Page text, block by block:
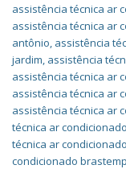
assistência técnica ar
assistência técnica ar
antônio, assistência
jardim, assistência
assistência técnica ar
assistência técnica ar
assistência técnica ar
técnica ar
técnica ar
condicionado